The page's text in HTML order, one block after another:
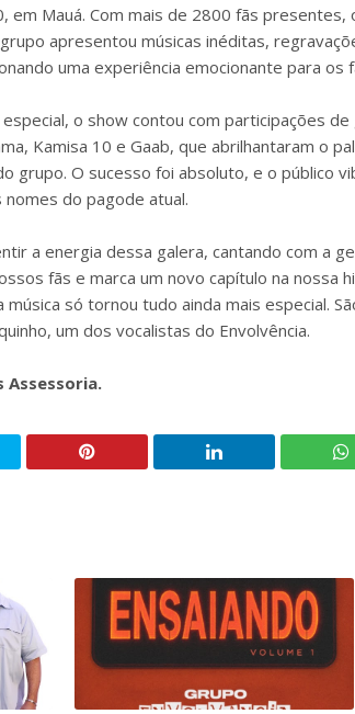
em Mauá. Com mais de 2800 fãs
apresentou músicas inéditas,
uma experiência emocionante para os
o show contou com participações
Kamisa 10 e Gaab, que abrilhantaram o
grupo. O sucesso foi absoluto, e o público
nomes do pagode atual.
a energia dessa galera, cantando com a
fãs e marca um novo capítulo na nossa
só tornou tudo ainda mais especial.
um dos vocalistas do Envolvência.
Assessoria.